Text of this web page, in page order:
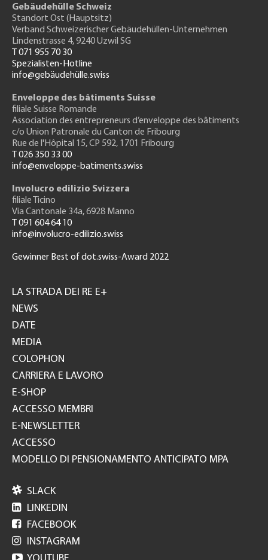
Gebäudehülle Schweiz
Standort Ost (Hauptsitz)
Verband Schweizerischer Gebäudehüllen-Unternehmen
Lindenstrasse 4, 9240 Uzwil SG
T 071 955 70 30
Spezialisten-Hotline
info@gebäudehülle.swiss
Enveloppe des bâtiments Suisse
filiale Suisse Romande
Association des entrepreneurs d’enveloppe des bâtiments
c/o Union Patronale du Canton de Fribourg
Rue de l'Hôpital 15, CP 592, 1701 Fribourg
T 026 350 33 00
info@enveloppe-batiments.swiss
Involucro edilizio Svizzera
filiale Ticino
Via Cantonale 34a, 6928 Manno
T 091 604 64 10
info@involucro-edilizio.swiss
Gewinner Best of dot.swiss-Award 2022
GH
LA STRADA DEI RE E+
NEWS
DATE
MEDIA
COLOPHON
CARRIERA E LAVORO
E-SHOP
ACCESSO MEMBRI
E-NEWSLETTER
ACCESSO
MODELLO DI PENSIONAMENTO ANTICIPATO MPA
 SLACK
 LINKEDIN
 FACEBOOK
 INSTAGRAM
